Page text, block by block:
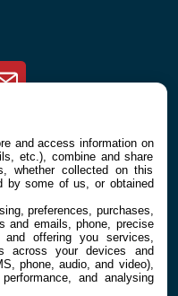
Newsletter
and access information on
etc.), combine and share
whether collected on this
by some of us, or obtained
preferences, purchases,
and emails, phone, precise
offering you services,
across your devices and
phone, audio, and video),
and analysing